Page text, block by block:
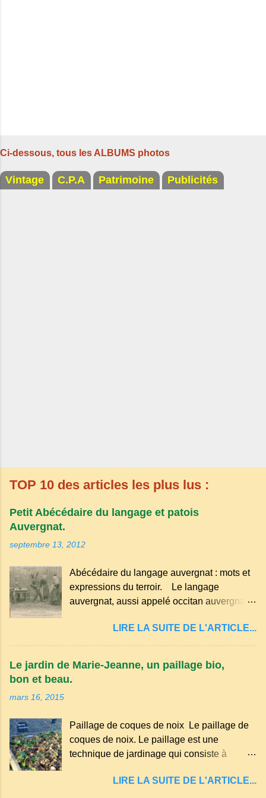
Ci-dessous, tous les ALBUMS photos
Vintage C.P.A Patrimoine Publicités
TOP 10 des articles les plus lus :
Petit Abécédaire du langage et patois
Auvergnat.
septembre 13, 2012
Abécédaire du langage auvergnat : mots et
expressions du terroir. Le langage
auvergnat, aussi appelé occitan auvergnat ,
principalement en Auvergne et dans
certaines parties du Massif central . Il
et est classé parmi les dialectes du nord-
Par exemple, on trouve des mots typiques
comme "agourer" (s'accroupir) ou "aze"
(âne, utilisé aussi pour désigner quelqu'un
Auvergne particulièrement du Puy-de-
LIRE LA SUITE DE L'ARTICLE...
Le jardin de Marie-Jeanne, un paillage bio,
bon et beau.
mars 16, 2015
Paillage de coques de noix Le paillage de
coques de noix. Le paillage est une
technique de jardinage qui consiste à
organiques, minéraux ou synthétiques pour
LIRE LA SUITE DE L'ARTICLE...